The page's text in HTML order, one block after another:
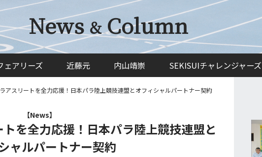
News &Column
ェアリーズ 近藤元 内山靖崇 SEKISUIチャレンジャーズ
アスリートを全力応援！日本パラ陸上競技連盟とオフィシャルパートナー契約
【News】
を全力応援！日本パラ陸上競技連盟と
ャルパートナー契約